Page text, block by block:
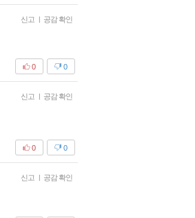
신고 | 공감 확인
0
0
신고 | 공감 확인
0
0
신고 | 공감 확인